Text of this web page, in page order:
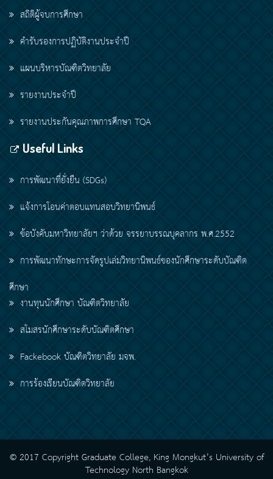
สถิติผู้จบการศึกษา
คำรับรองการปฏิบัติงานประจำปี
แผนบริหารบัณฑิตวิทยาลัย
รายงานประจำปี
รายงานประกันคุณภาพการศึกษา TQA
Useful Links
การพัฒนาที่ยั่งยืน (SDGs)
แจ้งการโอนค่าตอบแทนสอบวิทยานิพนธ์
ข้อบังคับมหาวิทยาลัยฯ ว่าด้วย จรรยาบรรณบุคลากร พ.ศ.2552
การพัฒนาทักษะการจัดรูปเล่มวิทยานิพนธ์ของนักศึกษาระดับบัณฑิต
ศึกษา
งานทุนนักศึกษา บัณฑิตวิทยาลัย
สโมสรนักศึกษาระดับบัณฑิตศึกษา
Fackebook บัณฑิตวิทยาลัย มจพ.
การร้องเรียนบัณฑิตวิทยาลัย
© 2017 Copyright Graduate College, King Mongkut’s University of
Technology North Bangkok